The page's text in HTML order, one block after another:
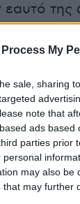
Process My
sale, sharing
note that
ads
parties prior
may also
that may further
της